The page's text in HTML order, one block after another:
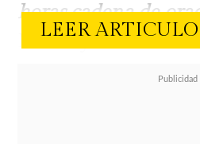
horas cadena de
Leona junto a la
tomando la mano
LEER